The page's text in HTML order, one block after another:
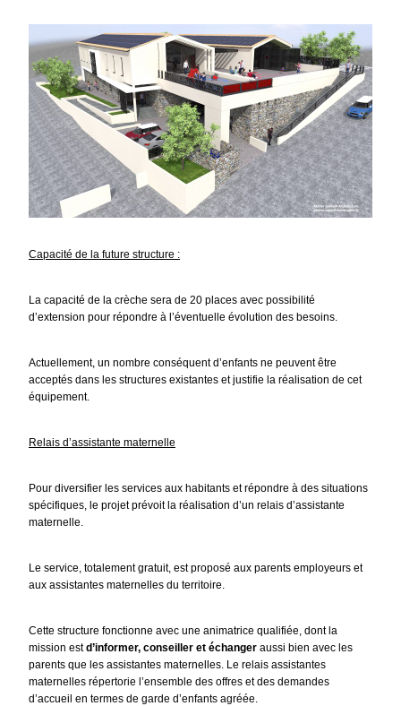
Capacité de la future structure :
La capacité de la crèche sera de 20 places avec possibilité
d’extension pour répondre à l’éventuelle évolution des besoins.
Actuellement, un nombre conséquent d’enfants ne peuvent être
acceptés dans les structures existantes et justifie la réalisation de cet
équipement.
Relais d’assistante maternelle
Pour diversifier les services aux habitants et répondre à des situations
spécifiques, le projet prévoit la réalisation d’un relais d’assistante
maternelle.
Le service, totalement gratuit, est proposé aux parents employeurs et
aux assistantes maternelles du territoire.
Cette structure fonctionne avec une animatrice qualifiée, dont la
mission estd’informer, conseiller et échanger aussi bien avec les
parents que les assistantes maternelles. Le relais assistantes
maternelles répertorie l’ensemble des offres et des demandes
d’accueil en termes de garde d’enfants agréée.